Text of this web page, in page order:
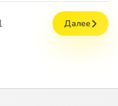
Далее